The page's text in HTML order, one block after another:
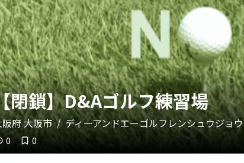
閉鎖】D&Aゴルフ練習場
府 大阪市 / ディーアンドエーゴルフレンシュウジョウ
0 0